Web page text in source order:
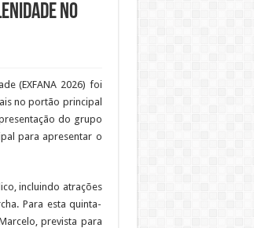
no
(EXFANA 2026) foi
no portão principal
do grupo
para apresentar o
incluindo atrações
Para esta quinta-
prevista para